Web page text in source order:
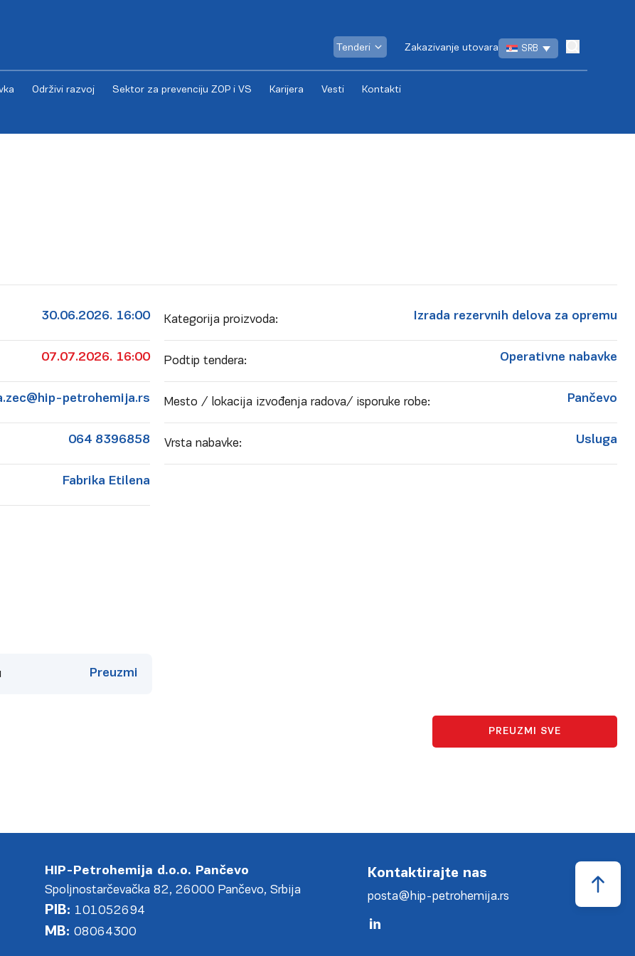
Tenderi Zakazivanje utovara SRB
Održivi razvoj Sektor za prevenciju ZOP i VS Karijera Vesti Kontakti
30.06.2026. 16:00
07.07.2026. 16:00
petrohemija.rs
064 8396858
Fabrika Etilena
Kategorija proizvoda: Izrada rezervnih delova za opremu
Podtip tendera: Operativne nabavke
Mesto / lokacija izvođenja radova/ isporuke robe: Pančevo
Vrsta nabavke: Usluga
Preuzmi
PREUZMI SVE
HIP-Petrohemija d.o.o. Pančevo
Spoljnostarčevačka 82, 26000 Pančevo, Srbija
PIB: 101052694
MB: 08064300
Kontaktirajte nas
posta@hip-petrohemija.rs